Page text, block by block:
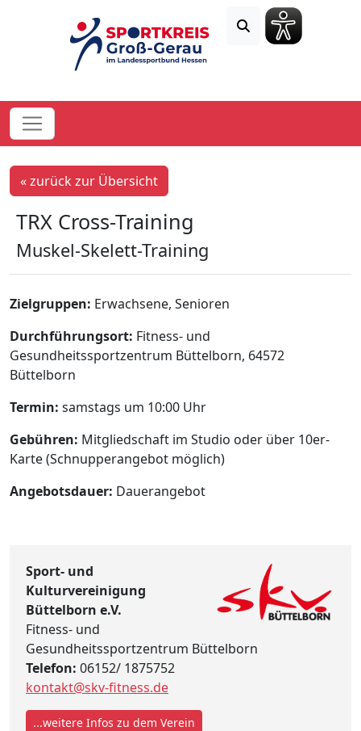
« zurück zur Übersicht
TRX Cross-Training
Muskel-Skelett-Training
Zielgruppen: Erwachsene, Senioren
Durchführungsort: Fitness- und
Gesundheitssportzentrum Büttelborn, 64572
Büttelborn
Termin: samstags um 10:00 Uhr
Gebühren: Mitgliedschaft im Studio oder über 10er-
Karte (Schnupperangebot möglich)
Angebotsdauer: Dauerangebot
Sport- und
Kulturvereinigung
Büttelborn e.V.
Fitness- und
Gesundheitssportzentrum Büttelborn
Telefon: 06152/ 1875752
kontakt@skv-fitness.de
...weitere Infos zu dem Verein